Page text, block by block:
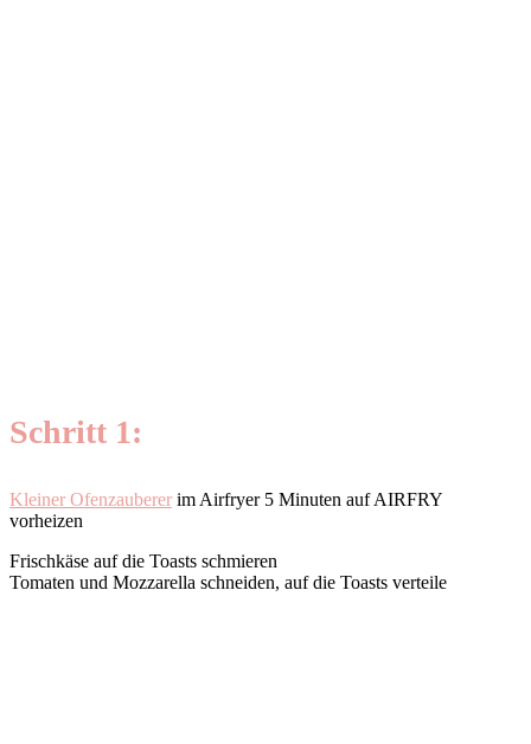
Schritt 1:
Kleiner Ofenzauberer im Airfryer 5 Minuten auf AIRFRY
vorheizen
Frischkäse auf die Toasts schmieren
Tomaten und Mozzarella schneiden, auf die Toasts verteile